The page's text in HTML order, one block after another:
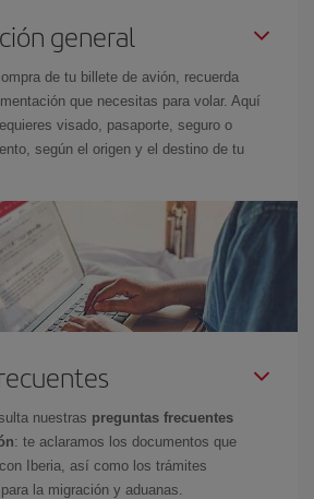
general
de tu billete de avión, recuerda
que necesitas para volar. Aquí
visado, pasaporte, seguro o
según el origen y el destino de tu
nuestras preguntas frecuentes
: te aclaramos los documentos que
Iberia, así como los trámites
la migración y aduanas.